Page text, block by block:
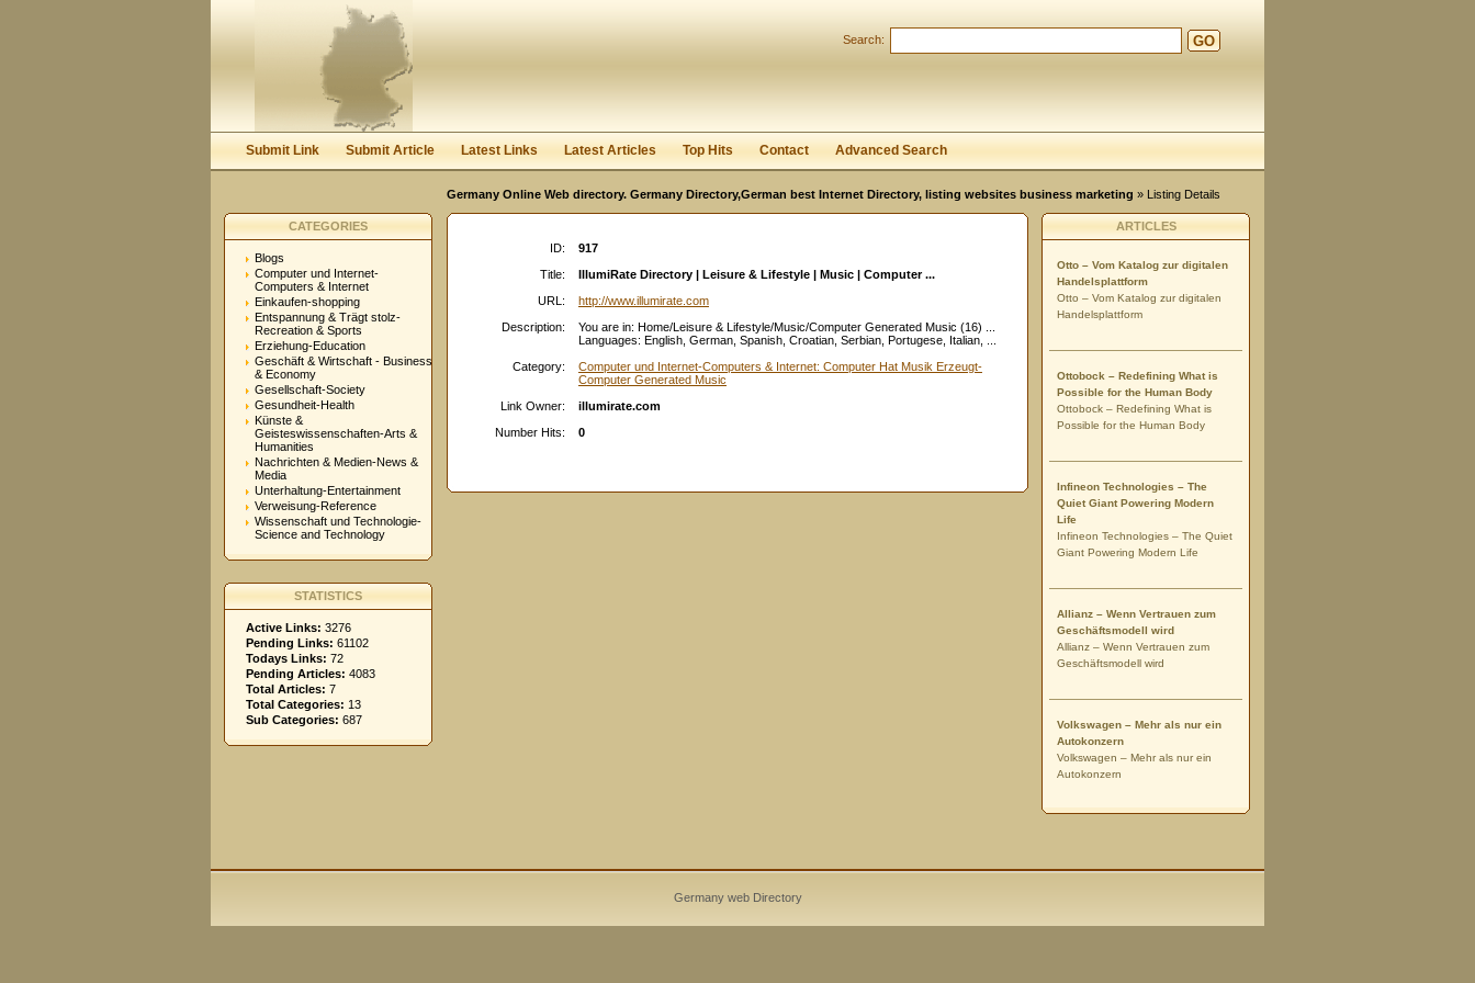
Keep me logged in.
Search: GO
Submit Link Submit Article Latest Links Latest Articles Top Hits Contact Advanced Search
Germany Online Web directory. Germany Directory,German best Internet Directory, listing websites business marketing » Listing Details
CATEGORIES
Blogs
Computer und Internet-
Computers & Internet
Einkaufen-shopping
Entspannung & Trägt stolz-
Recreation & Sports
Erziehung-Education
Geschäft & Wirtschaft - Business
& Economy
Gesellschaft-Society
Gesundheit-Health
Künste &
Geisteswissenschaften-Arts &
Humanities
Nachrichten & Medien-News &
Media
Unterhaltung-Entertainment
Verweisung-Reference
Wissenschaft und Technologie-
Science and Technology
STATISTICS
Active Links: 3276
Pending Links: 61102
Todays Links: 72
Pending Articles: 4083
Total Articles: 7
Total Categories: 13
Sub Categories: 687
ID:
917
Title:
IllumiRate Directory | Leisure & Lifestyle | Music | Computer ...
URL:
http://www.illumirate.com
Description:
You are in: Home/Leisure & Lifestyle/Music/Computer Generated Music (16) ...
Languages: English, German, Spanish, Croatian, Serbian, Portugese, Italian, ...
Category:
Computer und Internet-Computers & Internet: Computer Hat Musik Erzeugt-
Computer Generated Music
Link Owner:
illumirate.com
Number Hits:
0
ARTICLES
Otto – Vom Katalog zur digitalen
Handelsplattform
Otto – Vom Katalog zur digitalen
Handelsplattform
Ottobock – Redefining What is
Possible for the Human Body
Ottobock – Redefining What is
Possible for the Human Body
Infineon Technologies – The
Quiet Giant Powering Modern
Life
Infineon Technologies – The Quiet
Giant Powering Modern Life
Allianz – Wenn Vertrauen zum
Geschäftsmodell wird
Allianz – Wenn Vertrauen zum
Geschäftsmodell wird
Volkswagen – Mehr als nur ein
Autokonzern
Volkswagen – Mehr als nur ein
Autokonzern
Germany web Directory